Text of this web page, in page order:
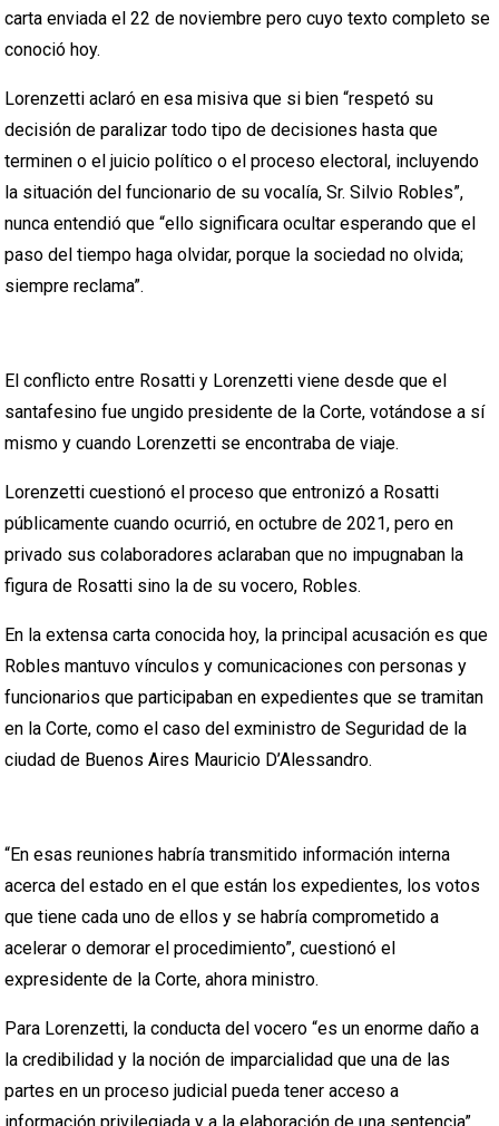
carta enviada el 22 de noviembre pero cuyo texto completo se
conoció hoy.
Lorenzetti aclaró en esa misiva que si bien “respetó su
decisión de paralizar todo tipo de decisiones hasta que
terminen o el juicio político o el proceso electoral, incluyendo
la situación del funcionario de su vocalía, Sr. Silvio Robles”,
nunca entendió que “ello significara ocultar esperando que el
paso del tiempo haga olvidar, porque la sociedad no olvida;
siempre reclama”.
El conflicto entre Rosatti y Lorenzetti viene desde que el
santafesino fue ungido presidente de la Corte, votándose a sí
mismo y cuando Lorenzetti se encontraba de viaje.
Lorenzetti cuestionó el proceso que entronizó a Rosatti
públicamente cuando ocurrió, en octubre de 2021, pero en
privado sus colaboradores aclaraban que no impugnaban la
figura de Rosatti sino la de su vocero, Robles.
En la extensa carta conocida hoy, la principal acusación es que
Robles mantuvo vínculos y comunicaciones con personas y
funcionarios que participaban en expedientes que se tramitan
en la Corte, como el caso del exministro de Seguridad de la
ciudad de Buenos Aires Mauricio D’Alessandro.
“En esas reuniones habría transmitido información interna
acerca del estado en el que están los expedientes, los votos
que tiene cada uno de ellos y se habría comprometido a
acelerar o demorar el procedimiento”, cuestionó el
expresidente de la Corte, ahora ministro.
Para Lorenzetti, la conducta del vocero “es un enorme daño a
la credibilidad y la noción de imparcialidad que una de las
partes en un proceso judicial pueda tener acceso a